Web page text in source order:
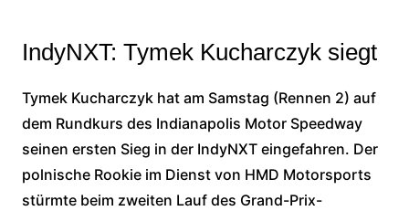
IndyNXT: Tymek Kucharczyk siegt
Tymek Kucharczyk hat am Samstag (Rennen 2) auf
dem Rundkurs des Indianapolis Motor Speedway
seinen ersten Sieg in der IndyNXT eingefahren. Der
polnische Rookie im Dienst von HMD Motorsports
stürmte beim zweiten Lauf des Grand-Prix-